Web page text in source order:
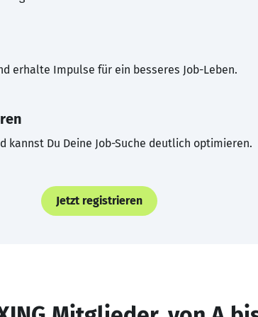
erhalte Impulse für ein besseres Job-Leben.
kannst Du Deine Job-Suche deutlich optimieren.
Jetzt registrieren